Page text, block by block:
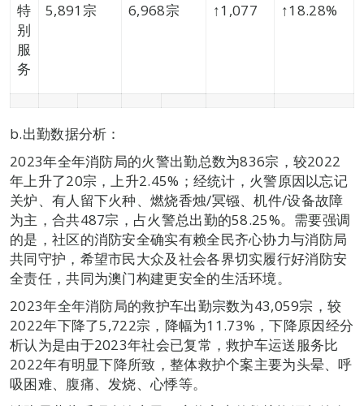
特
别
服
务
5,891宗 6,968宗 ↑1,077 ↑18.28%
b.出勤数据分析：
2023年全年消防局的火警出勤总数为836宗，较2022
年上升了20宗，上升2.45%；经统计，火警原因以忘记
关炉、有人留下火种、燃烧香烛/冥镪、机件/设备故障
为主，合共487宗，占火警总出勤的58.25%。需要强调
的是，社区的消防安全确实有赖全民齐心协力与消防局
共同守护，希望市民大众及社会各界切实履行好消防安
全责任，共同为澳门构建更安全的生活环境。
2023年全年消防局的救护车出勤宗数为43,059宗，较
2022年下降了5,722宗，降幅为11.73%，下降原因经分
析认为是由于2023年社会已复常，救护车运送服务比
2022年有明显下降所致，整体救护个案主要为头晕、呼
吸困难、腹痛、发烧、心悸等。